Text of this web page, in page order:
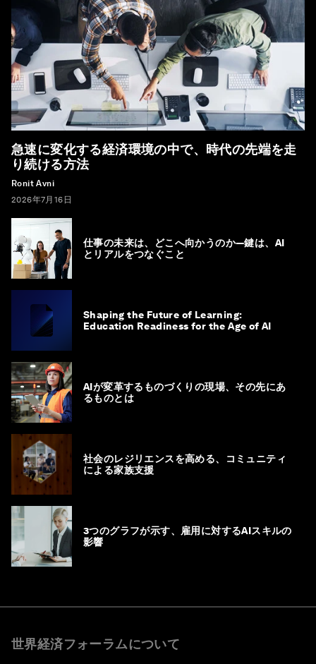
急速に変化する経済環境の中で、時代の先端を走
り続ける方法
Ronit Avni
2026年7月16日
仕事の未来は、どこへ向かうのか―鍵は、AI
とリアルをつなぐこと
Shaping the Future of Learning:
Education Readiness for the Age of AI
AIが変革するものづくりの現場、その先にあ
るものとは
社会のレジリエンスを高める、コミュニティ
による家族支援
3つのグラフが示す、雇用に対するAIスキルの
影響
世界経済フォーラムについて